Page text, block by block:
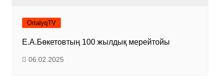
OrtalyqTV
Е.А.Бөкетовтың 100 жылдық мерейтойы
06.02.2025